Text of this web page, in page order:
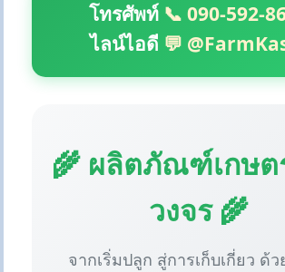
โทรศัพท์ 📞 090-592-
ไลน์ไอดี 💬
🌾 ผลิตภัณฑ์เกษต
วงจร 🌾
จากเริ่มปลูก สู่การเก็บเกี่ยว ด้